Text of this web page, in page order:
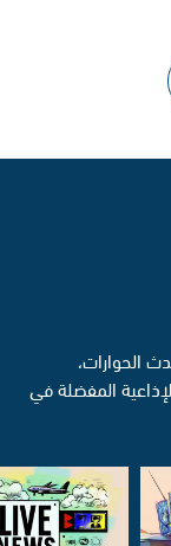
الحوارات،
المفضلة في